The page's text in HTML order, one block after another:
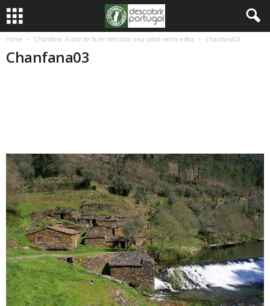
Home Chanfana: A arte de fazer deliciosa uma cabra velha e feia Chanfana03
Chanfana03